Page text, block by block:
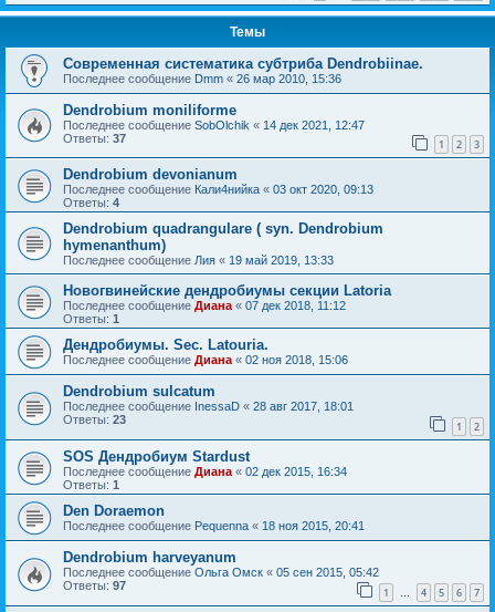
Темы
Современная систематика субтриба Dendrobiinae.
Последнее сообщение Dmm « 26 мар 2010, 15:36
Dendrobium moniliforme
Последнее сообщение SobOlchik « 14 дек 2021, 12:47
Ответы: 37 1 2 3
Dendrobium devonianum
Последнее сообщение Кали4нийка « 03 окт 2020, 09:13
Ответы: 4
Dendrobium quadrangulare ( syn. Dendrobium
hymenanthum)
Последнее сообщение Лия « 19 май 2019, 13:33
Новогвинейские дендробиумы секции Latoria
Последнее сообщение Диана « 07 дек 2018, 11:12
Ответы: 1
Дендробиумы. Sec. Latouria.
Последнее сообщение Диана « 02 ноя 2018, 15:06
Dendrobium sulcatum
Последнее сообщение InessaD « 28 авг 2017, 18:01
Ответы: 23 1 2
SOS Дендробиум Stardust
Последнее сообщение Диана « 02 дек 2015, 16:34
Ответы: 1
Den Doraemon
Последнее сообщение Pequenna « 18 ноя 2015, 20:41
Dendrobium harveyanum
Последнее сообщение Ольга Омск « 05 сен 2015, 05:42
Ответы: 97 1 … 4 5 6 7